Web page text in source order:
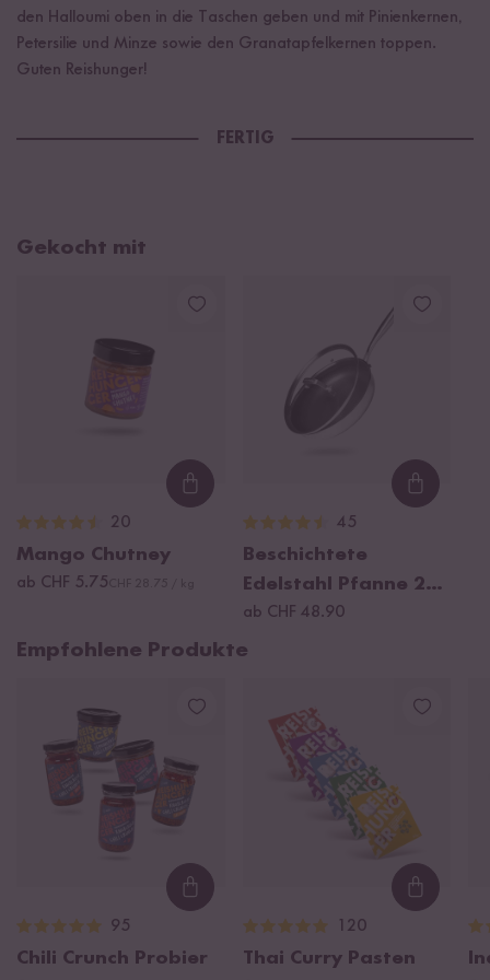
den Halloumi oben in die Taschen geben und mit Pinienkernen,
Petersilie und Minze sowie den Granatapfelkernen toppen.
Guten Reishunger!
FERTIG
Gekocht mit
Loading...
20
Mango Chutney
ab CHF 5.75
45
Beschichtete
Edelstahl Pfanne 28
cm
ab CHF 48.90
Empfohlene Produkte
Loading...
95
Chili Crunch Probier
120
Thai Curry Pasten